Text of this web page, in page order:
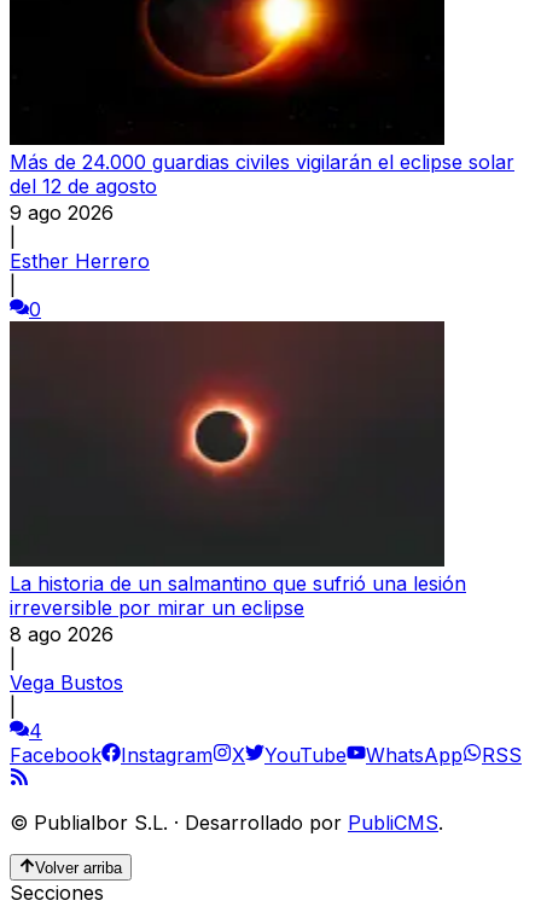
Más de 24.000 guardias civiles vigilarán el eclipse solar
del 12 de agosto
9 ago 2026
Esther Herrero
0
La historia de un salmantino que sufrió una lesión
irreversible por mirar un eclipse
8 ago 2026
Vega Bustos
4
Facebook
Instagram X YouTube WhatsApp RSS
© Publialbor S.L. · Desarrollado por PubliCMS.
Volver arriba
Secciones